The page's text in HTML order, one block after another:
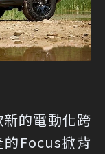
的電動化跨
Focus掀背